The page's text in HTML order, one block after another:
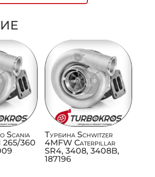
Scania
265/360
Турбина Schwitzer
4MFW Caterpillar
SR4, 3408, 3408B,
187196